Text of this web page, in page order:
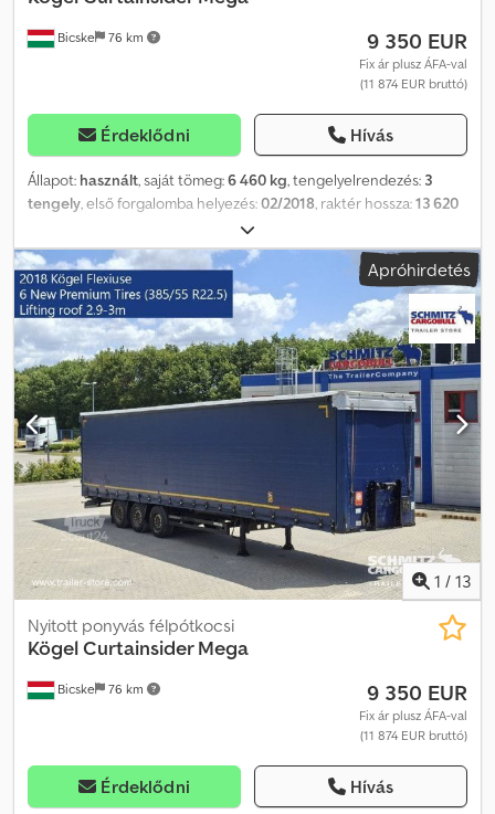
Bicske 76 km 9 350 EUR
Fix ár plusz ÁFA-val
(11 874 EUR bruttó)
Érdeklődni Hívás
Állapot: használt, saját tömeg:6 460 kg, tengelyelrendezés: 3
tengely, első forgalomba helyezés:02/2018, raktér hossza:13 620
2 480 mm
rakodótér térfogata:101 m³, abroncs méret:385/55 R22,5,
Gyártási év:2018, Felszereltség: ABS
, Saját tömeg: 6460 kg, DIN EN
12642 (XL kód) tanúsítvány, Raktér (Ho Sz Ma): 13 620 mm x 2 480
mm x 3 000 mm, Gumi méret: 385/55 R22.5, Raktér térfogata: 101 m³,
1. tengely: , 2. tengely: , 3. tengely: , önszintező felfüggesztés,
elektronikus fékrendszer (EBS), tolótető, 1x15 és 2x7 tűs
csatlakozó, antispray, emelhető tető (kézi): 2,9 m - 3,0 m,
ponyvarendszer. A weboldalunkon megtalálja az összes elérhető
jármű áttekintését. Finanszírozásra van szüksége? Egyedi
finanszírozási megoldásokat, teljes körű szervizszerződéseket és
telematikai szolgáltatásokat kínálunk. Személyesen is szívesen
adunk tanácsot. Crsdpfxeznpbde Aahjf
Apróhirdetés
1 / 13
Bicske 76 km
Nyitott ponyvás félpótkocsi
KögelCurtainsider Mega
9 350 EUR
Fix ár plusz ÁFA-val
(11 874 EUR bruttó)
Érdeklődni Hívás